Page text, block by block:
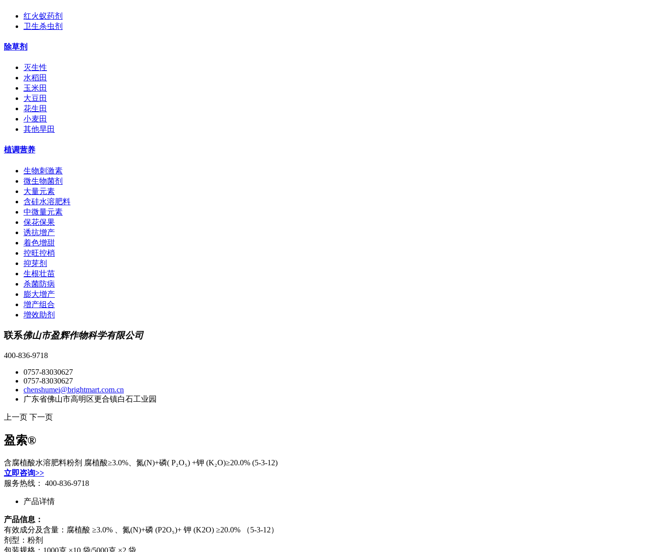
红火蚁药剂
卫生杀虫剂
除草剂
灭生性
水稻田
玉米田
大豆田
花生田
小麦田
其他旱田
植调营养
生物刺激素
微生物菌剂
大量元素
含硅水溶肥料
中微量元素
保花保果
诱抗增产
着色增甜
控旺控梢
抑芽剂
生根壮苗
杀菌防病
膨大增产
增产组合
增效助剂
联系佛山市盈辉作物科学有限公司
400-836-9718
0757-83030627
0757-83030627
chenshumei@brightmart.com.cn
广东省佛山市高明区更合镇白石工业园
上一页 下一页
盈索®
含腐植酸水溶肥料粉剂 腐植酸≥3.0%、氮(N)+磷( P₂O₅) +钾 (K₂O)≥20.0% (5-3-12)
立即咨询>>
服务热线： 400-836-9718
产品详情
产品信息：
有效成分及含量：腐植酸 ≥3.0% 、氮(N)+磷 (P2O₅)+ 钾 (K2O) ≥20.0% （5-3-12）
剂型：粉剂
包装规格：1000克 ×10 袋/5000克 ×2 袋